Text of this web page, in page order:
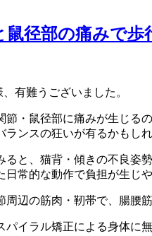
鼠径部の痛みで歩
有難うございました。
節・鼠径部に痛みが生じる
ランスの狂いが有るかもし
ると、猫背・傾きの不良姿
日常的な動作で負担が生じ
周辺の筋肉・靭帯で、腸腰
パイラル矯正による身体に